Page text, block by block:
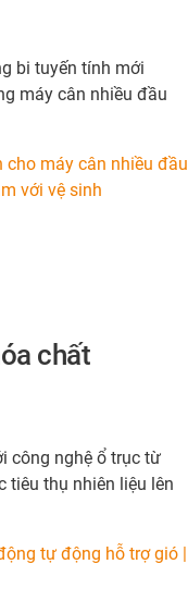
bi tuyến tính mới
máy cân nhiều đầu
cho máy cân nhiều đầu
với vệ sinh
chất
công nghệ ổ trục từ
tiêu thụ nhiên liệu lên
tự động hỗ trợ gió |